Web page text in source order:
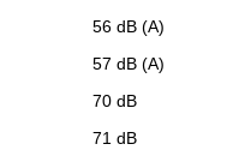
56 dB (A)
57 dB (A)
70 dB
71 dB